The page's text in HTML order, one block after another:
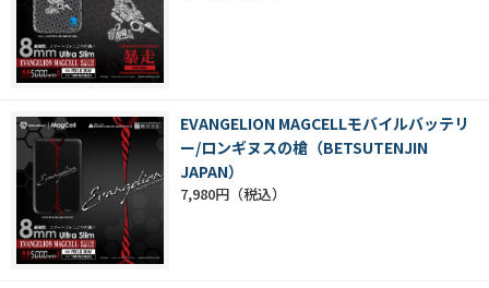
EVANGELION MAGCELLモバイルバッテリ
ー/ロンギヌスの槍（BETSUTENJIN
JAPAN）
7,980円